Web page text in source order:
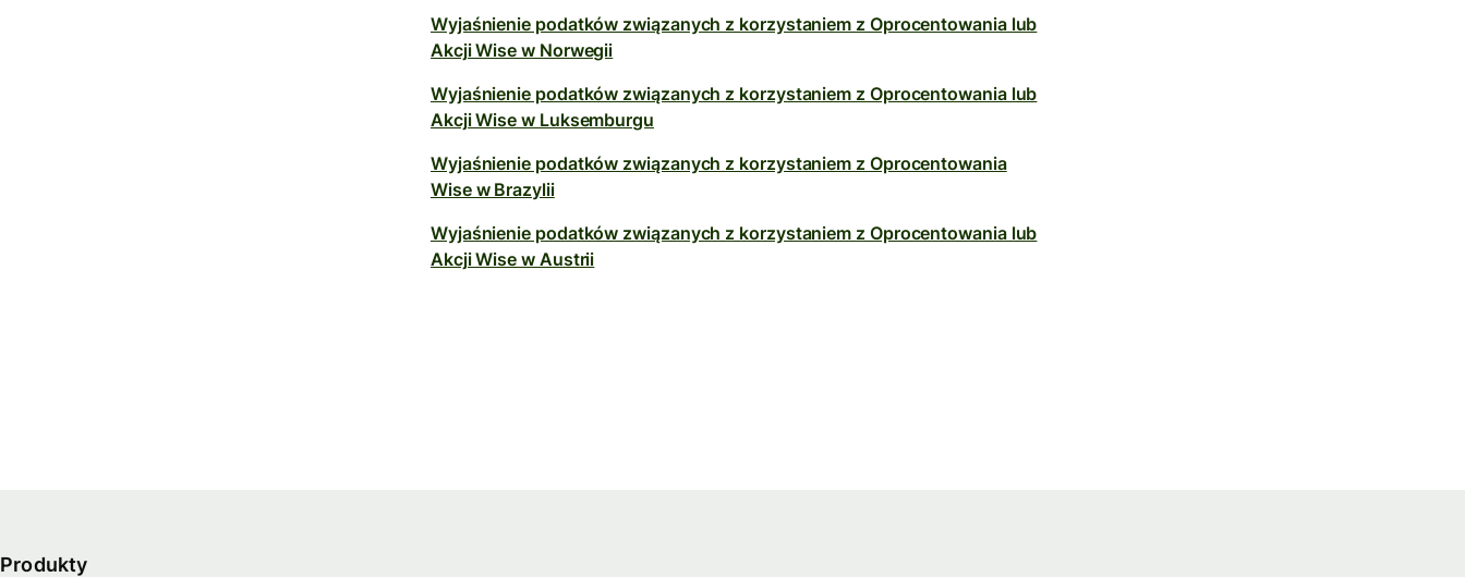
Wyjaśnienie podatków związanych z korzystaniem z Oprocentowania lub
Akcji Wise w Norwegii
Wyjaśnienie podatków związanych z korzystaniem z Oprocentowania lub
Akcji Wise w Luksemburgu
Wyjaśnienie podatków związanych z korzystaniem z Oprocentowania
Wise w Brazylii
Wyjaśnienie podatków związanych z korzystaniem z Oprocentowania lub
Akcji Wise w Austrii
Produkty